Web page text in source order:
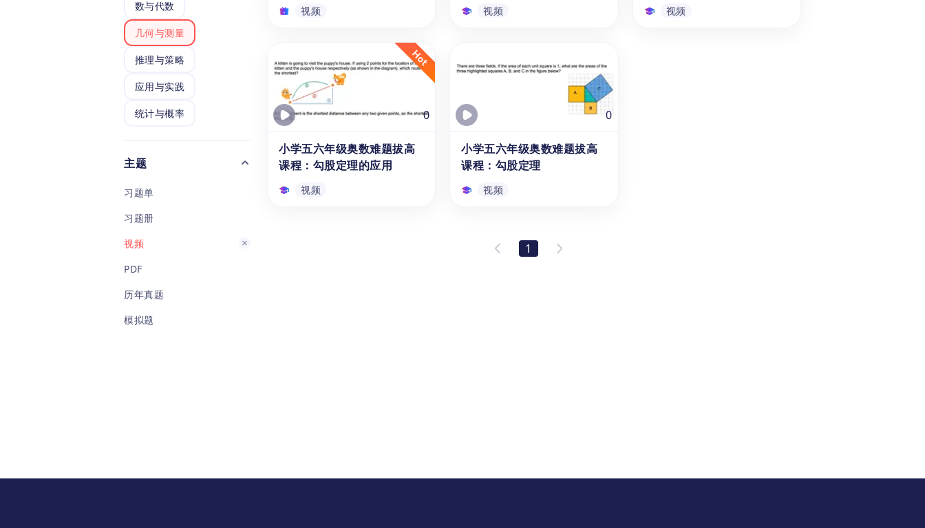
数与代数
几何与测量
推理与策略
应用与实践
统计与概率
主题
习题单
习题册
视频
PDF
历年真题
模拟题
看似复杂的不规则阴影部分转化
几何问题”系列课程的第八讲。
课”系列视频课的高年级第二
列课程的第七讲。
视频
学数学|几何概型—小学
五、六年级几何图形视频课
本视频是专为小学五年级与六年
级的10-11岁学生录制的几何图
形讲解课程，通过详细的解题思
路分析与步骤演示，以几何模型
为载体，向孩子讲解概率论在平
面几何中的应用。本课程为“讲
给孩子的数学几何问题”系列课
程的第九讲。
视频
视频
形问题技巧精讲（视频课）
本系列视频为小学五、六年级
（10-11岁）学生，讲解两个相
似三角形的对应边长之间的比例
相等这一定理的运用，帮助学生
学会应用定理解决边长问题。通
过5分钟简短的知识解析，学生
将掌握小学奥数中经典的“相似
问题”。该系列视频包括“生活中
视频
视频
0
小学五六年级奥数难题拔高
课程：勾股定理的应用
视频
0
小学五六年级奥数难题拔高
课程：勾股定理
视频
课程：勾股定理
1